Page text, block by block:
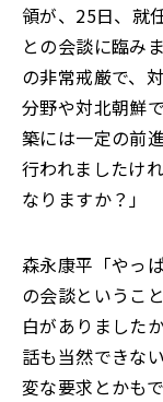
領が、25日、就
との会談に臨み
の非常戒厳で、
分野や対北朝鮮
築には一定の前
行われましたけ
なりますか？」
森永康平「やっ
の会談というこ
白がありました
話も当然できない
変な要求とかも